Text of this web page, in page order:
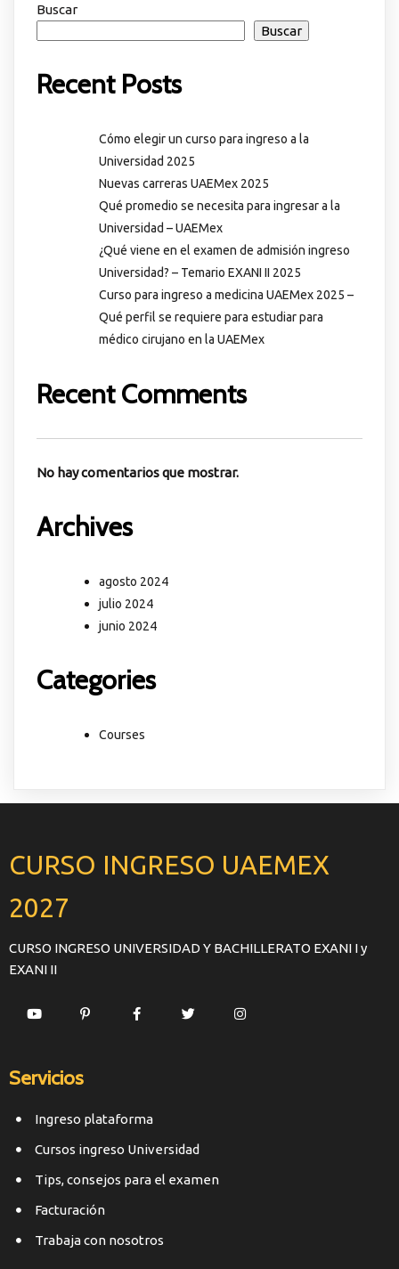
Buscar
Buscar
Recent Posts
Cómo elegir un curso para ingreso a la
Universidad 2025
Nuevas carreras UAEMex 2025
Qué promedio se necesita para ingresar a la
Universidad – UAEMex
¿Qué viene en el examen de admisión ingreso
Universidad? – Temario EXANI II 2025
Curso para ingreso a medicina UAEMex 2025 –
Qué perfil se requiere para estudiar para
médico cirujano en la UAEMex
Recent Comments
No hay comentarios que mostrar.
Archives
agosto 2024
julio 2024
junio 2024
Categories
Courses
CURSO INGRESO UAEMEX
2027
CURSO INGRESO UNIVERSIDAD Y BACHILLERATO EXANI I y
EXANI II
Servicios
Ingreso plataforma
Cursos ingreso Universidad
Tips, consejos para el examen
Facturación
Trabaja con nosotros